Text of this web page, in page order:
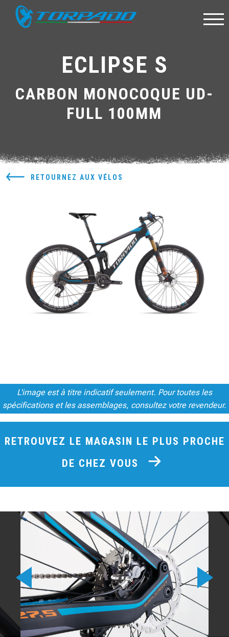
ECLIPSE S
CARBON MONOCOQUE UD-
FULL 100MM
RETOURNEZ AUX VÉLOS
L'image est à titre indicatif seulement. Pour toutes les
spécifications et les assemblages, consultez votre revendeur.
RETROUVEZ LE MAGASIN LE PLUS PROCHE
DE CHEZ VOUS